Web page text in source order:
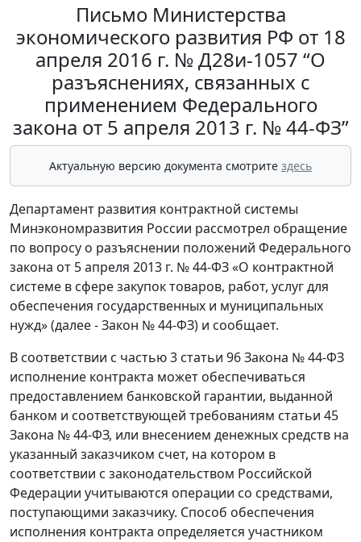
Письмо Министерства
экономического развития РФ от 18
апреля 2016 г. № Д28и-1057 “О
разъяснениях, связанных с
применением Федерального
закона от 5 апреля 2013 г. № 44-ФЗ”
Актуальную версию документа смотрите здесь
Департамент развития контрактной системы
Минэкономразвития России рассмотрел обращение
по вопросу о разъяснении положений Федерального
закона от 5 апреля 2013 г. № 44-ФЗ «О контрактной
системе в сфере закупок товаров, работ, услуг для
обеспечения государственных и муниципальных
нужд» (далее - Закон № 44-ФЗ) и сообщает.
В соответствии с частью 3 статьи 96 Закона № 44-ФЗ
исполнение контракта может обеспечиваться
предоставлением банковской гарантии, выданной
банком и соответствующей требованиям статьи 45
Закона № 44-ФЗ, или внесением денежных средств на
указанный заказчиком счет, на котором в
соответствии с законодательством Российской
Федерации учитываются операции со средствами,
поступающими заказчику. Способ обеспечения
исполнения контракта определяется участником